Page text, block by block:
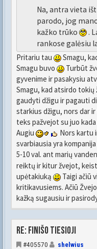
Na, antra vieta
parodo, jog
kažko trūko
.
rankose galėsiu
Pritariu tau
Smagu,
Smagu buvo
Turbūt
gyvenime ir pasakysiu
Smagu, kad atsirdo tokių
gaudyti džigu ir pagauti
starkius džigu, nors dar
teks pažvejot su juo kada
Augiu
Nors kartu
svarbiausia yra kompanija
5-10 val. ant marių
reiktų ir kitur žvejot,
upėtakiuką
Taigi ačiū
kritikavusiems. Ačiū
kažką sugausiu ir
Re: FINIŠO TIESIOJI
#405570
shelwius